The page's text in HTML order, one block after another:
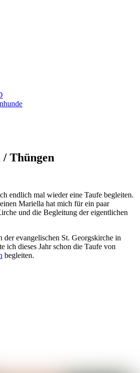
Thüngen
endlich mal wieder eine Taufe begleiten.
Mariella hat mich für ein paar
und die Begleitung der eigentlichen
evangelischen St. Georgskirche in
ich dieses Jahr schon die Taufe von
begleiten.